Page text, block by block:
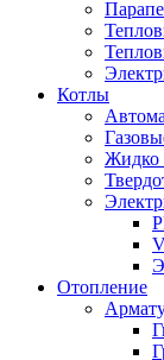
Котлы
Жидко
Отопление